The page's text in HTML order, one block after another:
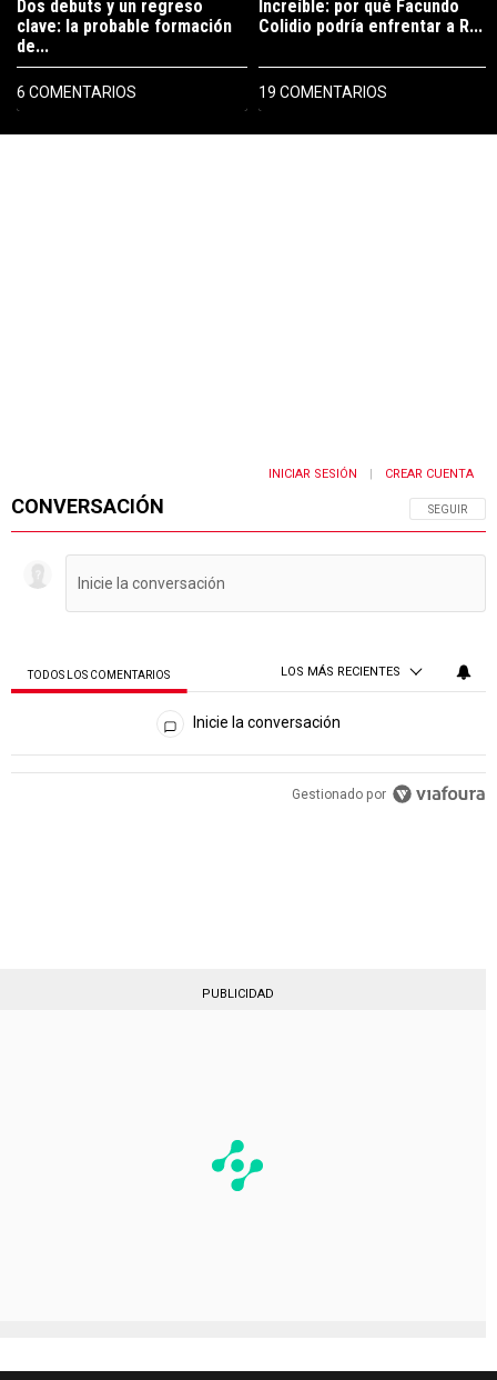
PUBLICIDAD
Dos debuts y un regreso
clave: la probable formación
de...
6 COMENTARIOS
Increíble: por qué Facundo
Colidio podría enfrentar a R...
19 COMENTARIOS
CONVERSACIÓN SIGA ESTA
SEGUIR
INICIAR SESIÓN CREAR CUENTA
TODOS LOS COMENTARIOS LOS MÁS RECIENTES
Todos los comentarios
Inicie la conversación
PUBLICIDAD